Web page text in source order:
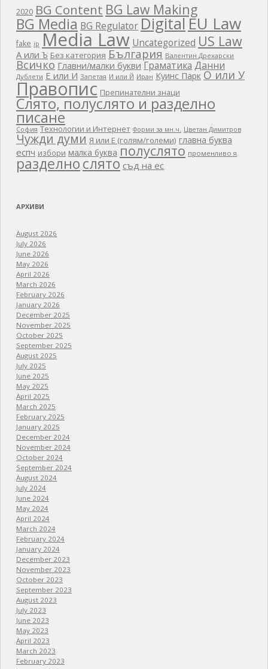
2020 BG Content BG Law Making
BG Media BG RegulatorDigitalEU Law
fake ip Media Law Uncategorized US Law
А или Ъ Без категория България Валентин Дрехарски
Всичко Главни/малки букви Граматика Данни
Дублети Е или И Запетая И или Й Иран Куинс Парк О или У
Правопис Препинателни знаци
Слято, полуслято и разделно
писане
София Технологии и Интернет Форми за мн.ч. Цветан Димитров
Чужди думи Я или Е (голям/големи) главна буква
еспч избори малка буква полуслято променливо я
разделнослято съд на ес
АРХИВИ
August 2026
July 2026
June 2026
May 2026
April 2026
March 2026
February 2026
January 2026
December 2025
November 2025
October 2025
September 2025
August 2025
July 2025
June 2025
May 2025
April 2025
March 2025
February 2025
January 2025
December 2024
November 2024
October 2024
September 2024
August 2024
July 2024
June 2024
May 2024
April 2024
March 2024
February 2024
January 2024
December 2023
November 2023
October 2023
September 2023
August 2023
July 2023
June 2023
May 2023
April 2023
March 2023
February 2023